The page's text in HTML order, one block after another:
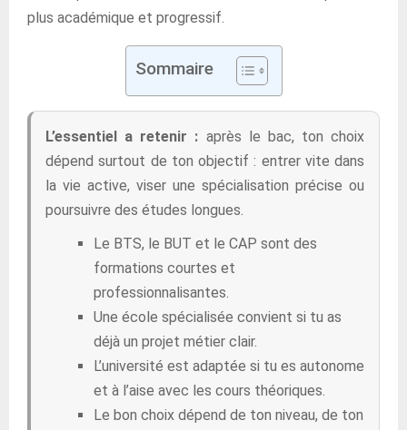
plus académique et progressif.
Sommaire
L’essentiel a retenir : après le bac, ton choix
dépend surtout de ton objectif : entrer vite dans
la vie active, viser une spécialisation précise ou
poursuivre des études longues.
Le BTS, le BUT et le CAP sont des
formations courtes et
professionnalisantes.
Une école spécialisée convient si tu as
déjà un projet métier clair.
L’université est adaptée si tu es autonome
et à l’aise avec les cours théoriques.
Le bon choix dépend de ton niveau, de ton